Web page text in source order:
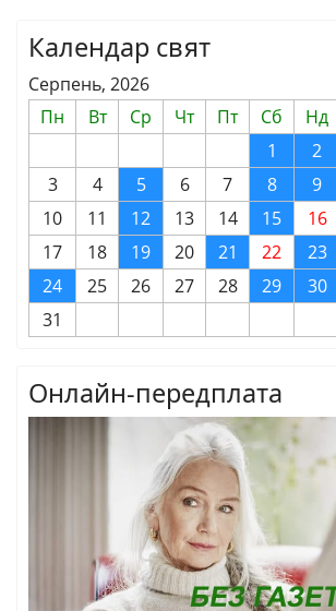
Календар свят
Серпень, 2026
Пн
Вт Ср Чт Пт Сб
Нд
1
2
3
4 5 6 7 8
9
10
11 12 13 14 15
16
17
18 19 20 21 22
23
24
25 26 27 28 29
30
31
Онлайн-передплата